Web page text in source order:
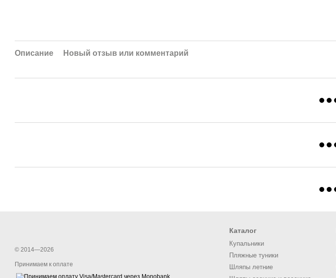
Описание Новый отзыв или комментарий
© 2014—2026
Принимаем к оплате
Каталог
Купальники
Пляжные туники
Шляпы летние